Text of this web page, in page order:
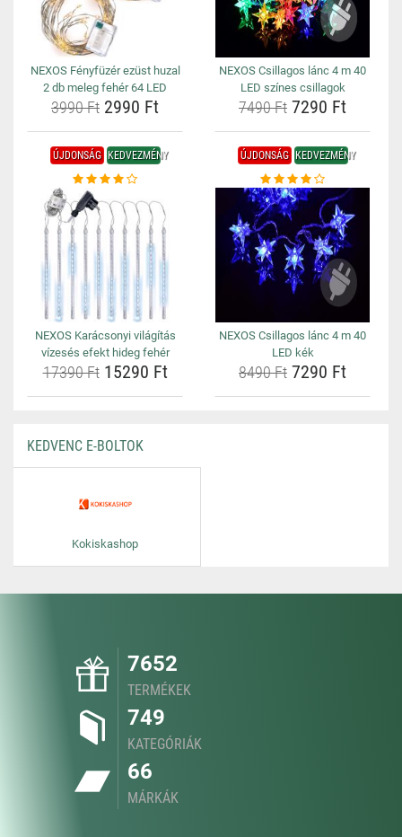
NEXOS Fényfüzér ezüst huzal
2 db meleg fehér 64 LED
3990 Ft 2990 Ft
NEXOS Csillagos lánc 4 m 40
LED színes csillagok
7490 Ft 7290 Ft
ÚJDONSÁG KEDVEZMÉNY
NEXOS Karácsonyi világítás
vízesés efekt hideg fehér
17390 Ft15290 Ft
ÚJDONSÁG KEDVEZMÉNY
NEXOS Csillagos lánc 4 m 40
LED kék
8490 Ft 7290 Ft
KEDVENC E-BOLTOK
Kokiskashop
7652
TERMÉKEK
749
KATEGÓRIÁK
66
MÁRKÁK